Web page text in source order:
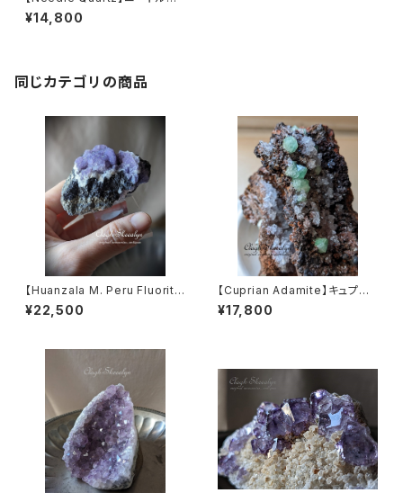
ォーツ｜クローライト（緑泥石）
｜Kashgar ・中国ウイグル自治
¥14,800
同じカテゴリの商品
【Huanzala M. Peru Fluorit
e】ペルー・ワンサラ鉱山産フロ
ーライト原石｜Purple Fluorit
¥22,500
【Cuprian Adamite】キュプリ
アンアダマイト｜含銅アダム鉱
｜メキシコ産｜Mapimí,Duran
¥17,800